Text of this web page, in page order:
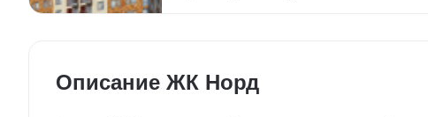
Описание ЖК Норд